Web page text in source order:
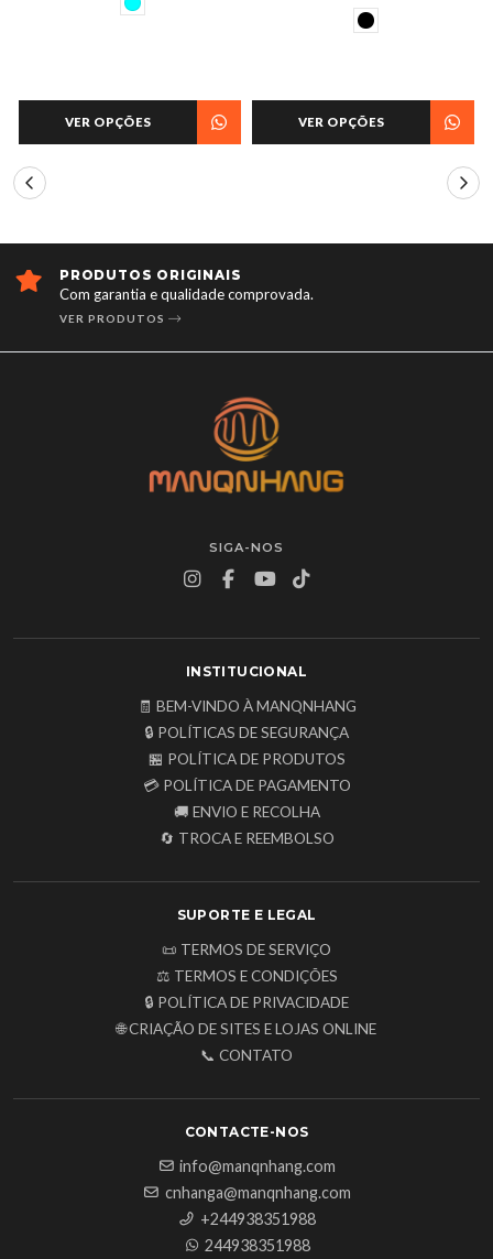
VER OPÇÕES VER OPÇÕES
PRODUTOS ORIGINAIS
Com garantia e qualidade comprovada.
VER PRODUTOS
SIGA-NOS
INSTITUCIONAL
🧾 BEM-VINDO À MANQNHANG
🔒 POLÍTICAS DE SEGURANÇA
🏪 POLÍTICA DE PRODUTOS
💳 POLÍTICA DE PAGAMENTO
🚚 ENVIO E RECOLHA
🔄 TROCA E REEMBOLSO
SUPORTE E LEGAL
📜 TERMOS DE SERVIÇO
⚖️ TERMOS E CONDIÇÕES
🔒 POLÍTICA DE PRIVACIDADE
🌐 CRIAÇÃO DE SITES E LOJAS ONLINE
📞 CONTATO
CONTACTE-NOS
info@manqnhang.com
cnhanga@manqnhang.com
+244938351988
244938351988